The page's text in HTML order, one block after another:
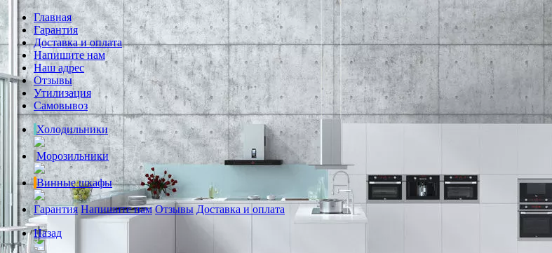
Главная
Гарантия
Доставка и оплата
Напишите нам
Наш адрес
Отзывы
Утилизация
Самовывоз
Холодильники
Морозильники
Винные шкафы
Гарантия Напишите нам Отзывы Доставка и оплата
Назад